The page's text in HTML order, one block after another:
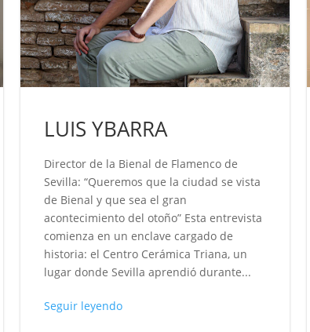
LUIS YBARRA
Director de la Bienal de Flamenco de
Sevilla: “Queremos que la ciudad se vista
de Bienal y que sea el gran
acontecimiento del otoño” Esta entrevista
comienza en un enclave cargado de
historia: el Centro Cerámica Triana, un
lugar donde Sevilla aprendió durante...
Seguir leyendo